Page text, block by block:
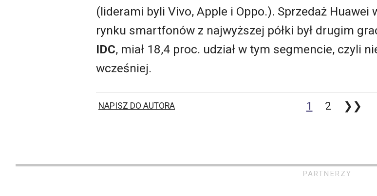
(liderami byli Vivo, Apple i Oppo.). Sprzedaż Huawei
rynku smartfonów z najwyższej półki był drugim
IDC, miał 18,4 proc. udział w tym segmencie, czyli
wcześniej.
NAPISZ DO AUTORA 1 2 ❯❯
PARTNERZY